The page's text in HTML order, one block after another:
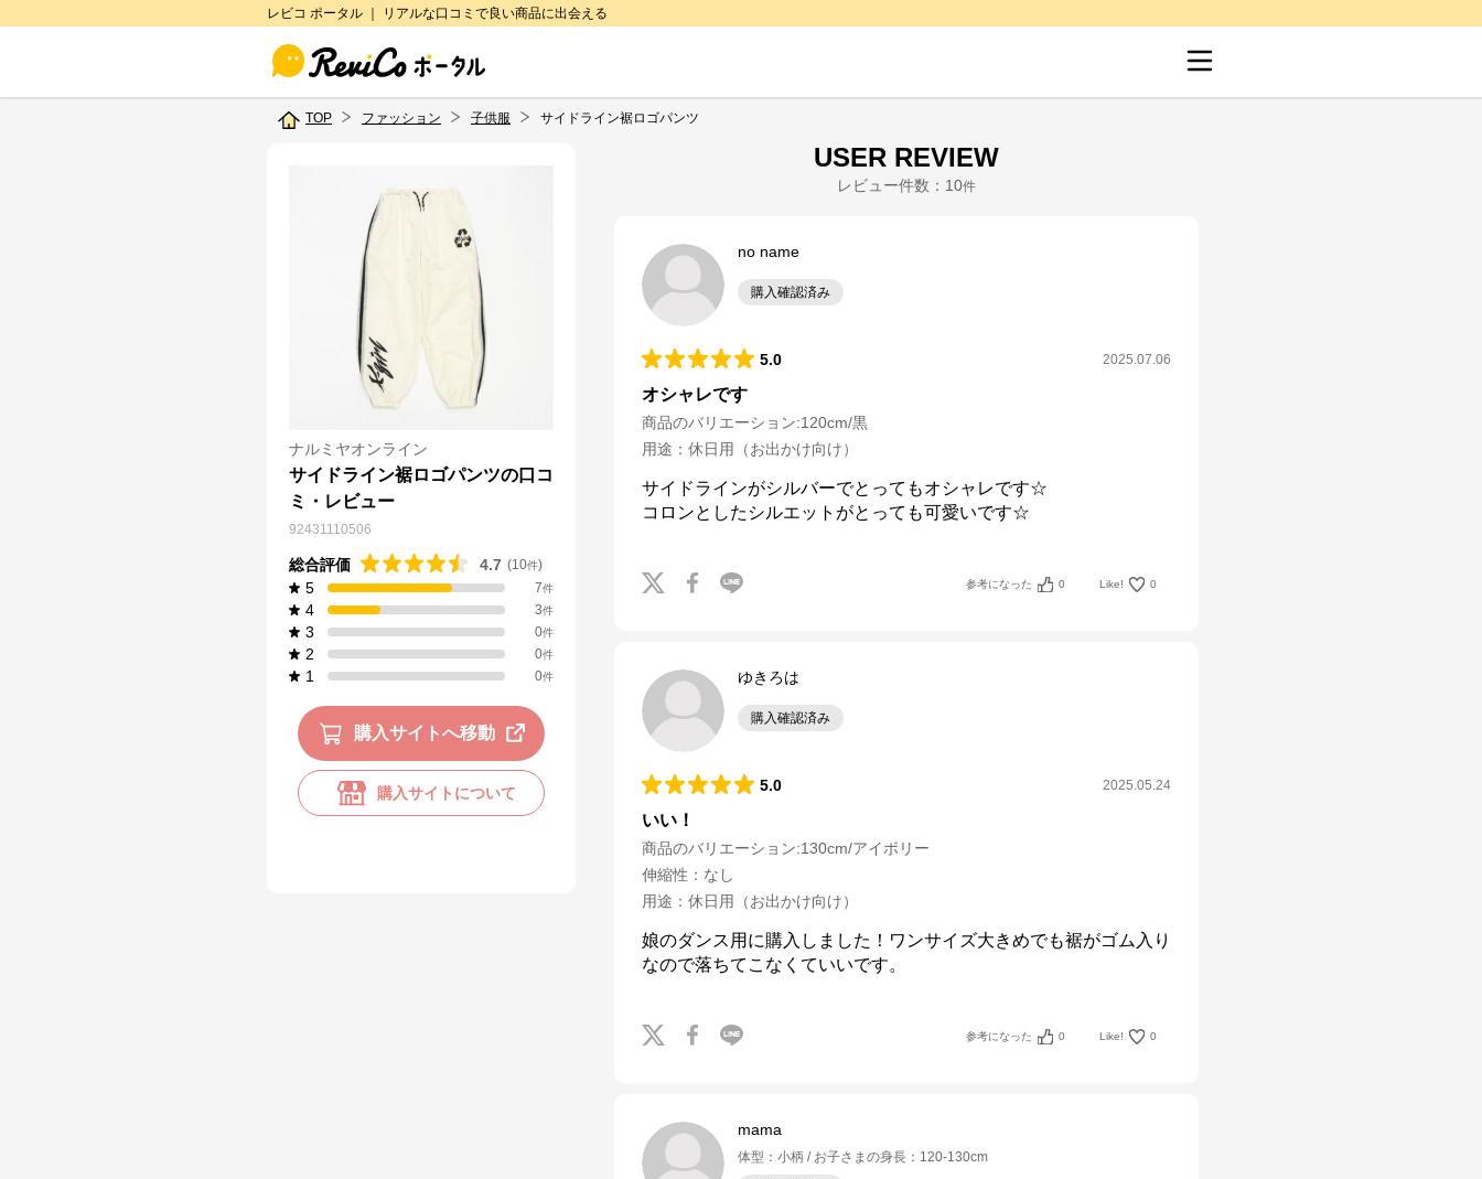
レビコ ポータル ｜ リアルな口コミで良い商品に出会える
TOP ファッション 子供服 サイドライン裾ロゴパンツ
ナルミヤオンライン
サイドライン裾ロゴパンツの口コ
ミ・レビュー
92431110506
総合評価 4.7 (10件)
5 7件
4 3件
3 0件
2 0件
1 0件
購入サイトへ移動
購入サイトについて
USER REVIEW
レビュー件数： 10件
no name
購入確認済み
5.0 2025.07.06
オシャレです
商品のバリエーション:120cm/黒
用途 ： 休日用（お出かけ向け）
サイドラインがシルバーでとってもオシャレです☆
コロンとしたシルエットがとっても可愛いです☆
参考になった 0 Like! 0
ゆきろは
購入確認済み
5.0 2025.05.24
いい！
商品のバリエーション:130cm/アイボリー
伸縮性 ： なし
用途 ： 休日用（お出かけ向け）
娘のダンス用に購入しました！ワンサイズ大きめでも裾がゴム入り
なので落ちてこなくていいです。
参考になった 0 Like! 0
mama
体型 ： 小柄 お子さまの身長 ： 120-130cm